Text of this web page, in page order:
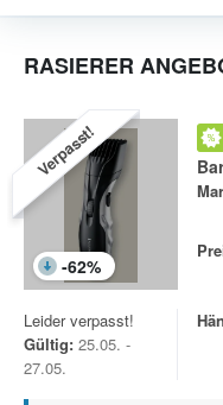
RASIERER
Verpasst!
-62%
Leider verpasst!
Gültig: 25.05. -
27.05.